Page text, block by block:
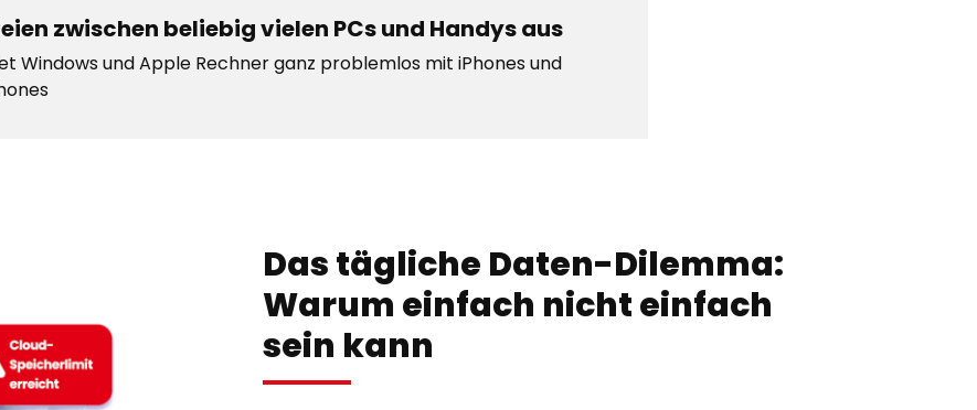
zwischen beliebig vielen PCs und Handys aus
Windows und Apple Rechner ganz problemlos mit iPhones und
Das tägliche Daten-Dilemma:
Warum einfach nicht einfach
sein kann